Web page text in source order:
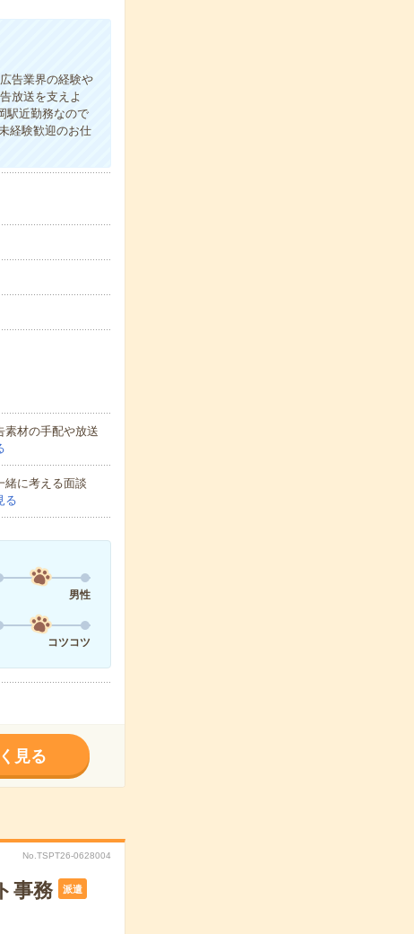
告業界の経験や
放送を支えよ
駅近勤務なので
経験歓迎のお仕
素材の手配や放送
緒に考える面談
る
男性
コツコツ
見る
No.TSPT26-0628004
事務 派遣